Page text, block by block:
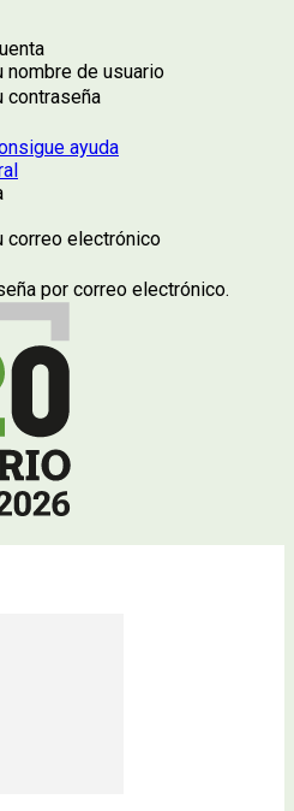
nombre de usuario
contraseña
ayuda
correo electrónico
por correo electrónico.